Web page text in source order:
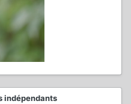
indépendants